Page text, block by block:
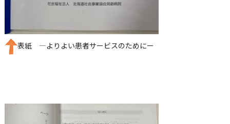
表紙 ―よりよい患者サービスのためにー